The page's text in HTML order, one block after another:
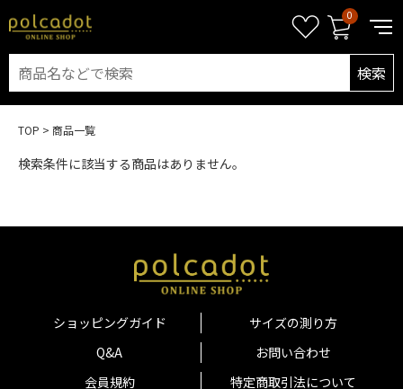
0
検索
TOP 商品一覧
検索条件に該当する商品はありません。
ショッピングガイド
サイズの測り方
Q&A
お問い合わせ
会員規約
特定商取引法について